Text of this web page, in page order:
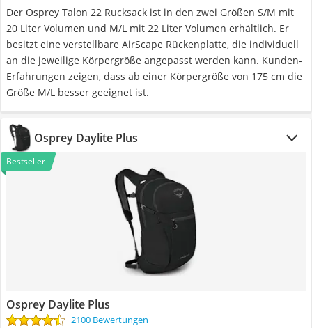
Der Osprey Talon 22 Rucksack ist in den zwei Größen S/M mit
20 Liter Volumen und M/L mit 22 Liter Volumen erhältlich. Er
besitzt eine verstellbare AirScape Rückenplatte, die individuell
an die jeweilige Körpergröße angepasst werden kann. Kunden-
Erfahrungen zeigen, dass ab einer Körpergröße von 175 cm die
Größe M/L besser geeignet ist.
Osprey Daylite Plus
Bestseller
Osprey Daylite Plus
2100 Bewertungen